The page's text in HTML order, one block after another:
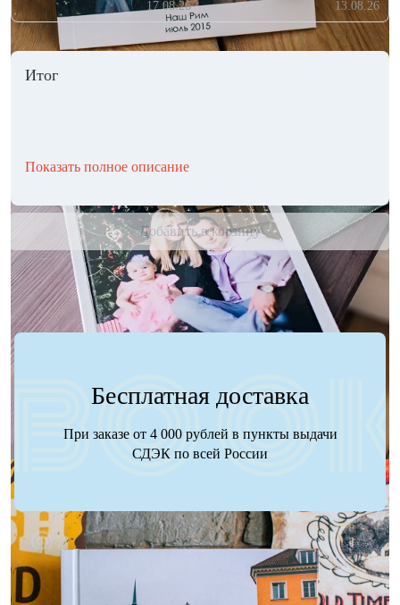
17.08.26 13.08.26
Итог
Показать полное описание
Добавить в корзину
Бесплатная доставка
При заказе от 4 000 рублей в пункты выдачи
СДЭК по всей России